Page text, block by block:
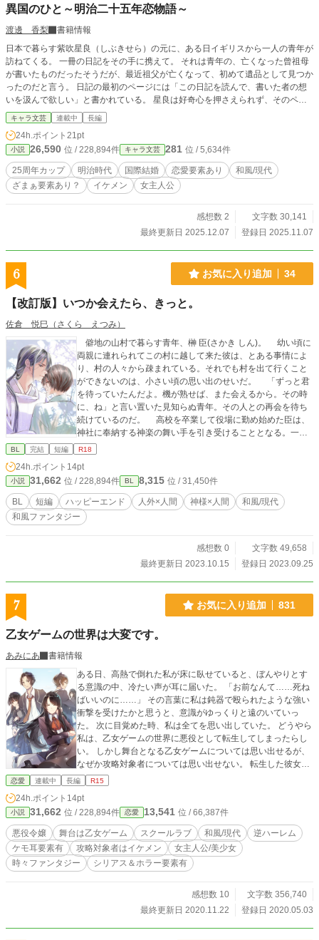
異国のひと～明治二十五年恋物語～
渡邊 香梨
書籍情報
日本で暮らす紫吹星良（しぶきせら）の元に、ある日イギリスから一人の青年が
訪ねてくる。 一冊の日記をその手に携えて。 それは青年の、亡くなった曾祖母
が書いたものだったそうだが、最近祖父が亡くなって、初めて遺品として見つか
ったのだと言う。 日記の最初のページには「この日記を読んで、書いた者の想
いを汲んで欲しい」と書かれている。 星良は好奇心を押さえられず、そのペー
ジをめくった――。 ――明治二十五年―― 「旧世代の弊害を取り除け」との掛
け声の中、時の政府が海の向こうにある国から人を招いて、他国への「追いつけ
追い抜け」政策を推進していた頃。 優秀な外国人を国内に留めるためには結婚
だと、妙齢の令嬢との縁組が幾つも組まれ――紫吹琴星（ことせ）とハウディー
ト・フォーレンとの婚約も、そうして成立した。 代々鉱山経営を家業とし、鉱
脈の発見に特別な能力を発揮する紫吹家と、鉱山学者で地震学者、幅広い地震学
や耐震の研究を行うフォーレンとの婚姻は、国を富ませるのにうってつけの組み
を色濃く繋いでゆきたい当主・星樹（せいじゅ）にとっては、この結婚には不満
しかなく、裏で破談にすべく密かに動き始める。 フォーレンが嘱託として名を
を近付けたり、自らが琴星を囲い込もうと手を回す。 追い詰められていく二人
が取る行動は――。 ※アニバーサリーカップ用に「カクヨム」掲載分とは少し
設定を変えています。
キャラ文芸 連載中 長編
24h.ポイント 21pt
小説 26,590 位 / 228,894件 キャラ文芸 281 位 / 5,634件
25周年カップ 明治時代 国際結婚 恋愛要素あり
和風/現代
ざまぁ要素あり？
イケメン 女主人公
感想数 2
文字数 30,141
最終更新日 2025.12.07
登録日 2025.11.07
6 お気に入り追加 34
【改訂版】いつか会えたら、きっと。
佐倉 悦巳（さくら えつみ）
僻地の山村で暮らす青年、榊 臣(さかき しん)。 幼い頃に
両親に連れられてこの村に越して来た彼は、とある事情によ
り、村の人々から疎まれている。それでも村を出て行くこと
ができないのは、小さい頃の思い出のせいだ。 「ずっと君
を待っていたんだよ。機が熟せば、また会えるから。その時
に、ね」と言い置いた見知らぬ青年。その人との再会を待ち
続けているのだ。 高校を卒業して役場に勤め始めた臣は、
神社に奉納する神楽の舞い手を引き受けることとなる。一人
で居残り練習をしていたある日、彼は見知らぬ男性と出会
い臣にとって、諏訪(すわ)と名乗る男性と過ごす時間は楽し
く、いつしか練習後にふたりで会うのが恒例となる。その中
で、臣は自身が経験した不思議な出会いを明かすのだった。
やがて本番の日が訪れる。諏訪の言葉に背中を押されて神
楽に臨む臣だったが、その最中に本殿の中に人影を見つけ
れど、人影と重なるのは小さい頃の記憶だけではなく
成にあたり、1万字以上の加筆と修正を行ないました。 加筆
ございました。
BL 完結 短編 R18
24h.ポイント 14pt
小説 31,662 位 / 228,894件 BL 8,315 位 / 31,450件
BL 短編 ハッピーエンド 人外×人間 神様×人間
和風/現代
和風ファンタジー
感想数 0
文字数 49,658
最終更新日 2023.10.15
登録日 2023.09.25
7 お気に入り追加 831
乙女ゲームの世界は大変です。
あみにあ
書籍情報
ある日、高熱で倒れた私が床に臥せていると、ぼんやりとす
る意識の中、冷たい声が耳に届いた。 「お前なんて……死ね
ばいいのに……」 その言葉に私は鈍器で殴られたような強い
衝撃を受けたかと思うと、意識がゆっくりと遠のいていっ
た。 次に目覚めた時、私は全てを思い出していた。 どうやら
私は、乙女ゲームの世界に悪役として転生してしまったらし
い。 しかし舞台となる乙女ゲームについては思い出せるが、
なぜか攻略対象者については思い出せない。 転生した彼女
が、悪役にならない様に手探りながら奮闘していきます。
ラスト:San+様(Twitterアカウント@San_plus_) ※毎日更新
(サクサク進みます。GW中は一日3話更新)
恋愛 連載中 長編 R15
24h.ポイント 14pt
小説 31,662 位 / 228,894件 恋愛 13,541 位 / 66,387件
悪役令嬢 舞台は乙女ゲーム スクールラブ 和風/現代
逆ハーレム
ケモ耳要素有
攻略対象者はイケメン
女主人公/美少女
時々ファンタジー
シリアス＆ホラー要素有
感想数 10
文字数 356,740
最終更新日 2020.11.22
登録日 2020.05.03